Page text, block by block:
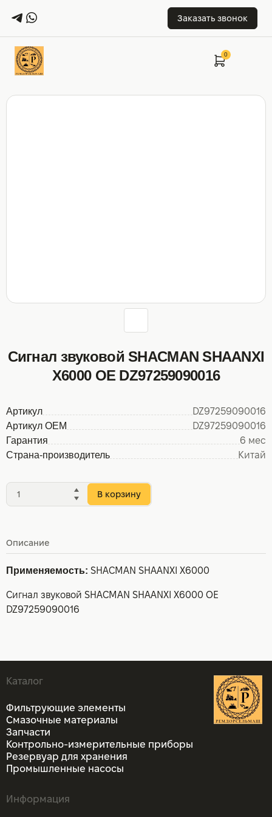
Заказать звонок
Сигнал звуковой SHACMAN SHAANXI
X6000 OE DZ97259090016
Артикул
DZ97259090016
Артикул OEM
DZ97259090016
Гарантия
6 мес
Страна-производитель
Китай
В корзину
Описание
Применяемость: SHACMAN SHAANXI X6000
Сигнал звуковой SHACMAN SHAANXI X6000 OE
DZ97259090016
Каталог
Фильтрующие элементы
Смазочные материалы
Запчасти
Контрольно-измерительные приборы
Резервуар для хранения
Промышленные насосы
Информация